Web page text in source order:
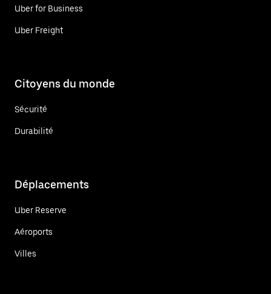
Uber for Business
Uber Freight
Citoyens du monde
Sécurité
Durabilité
Déplacements
Uber Reserve
Aéroports
Villes